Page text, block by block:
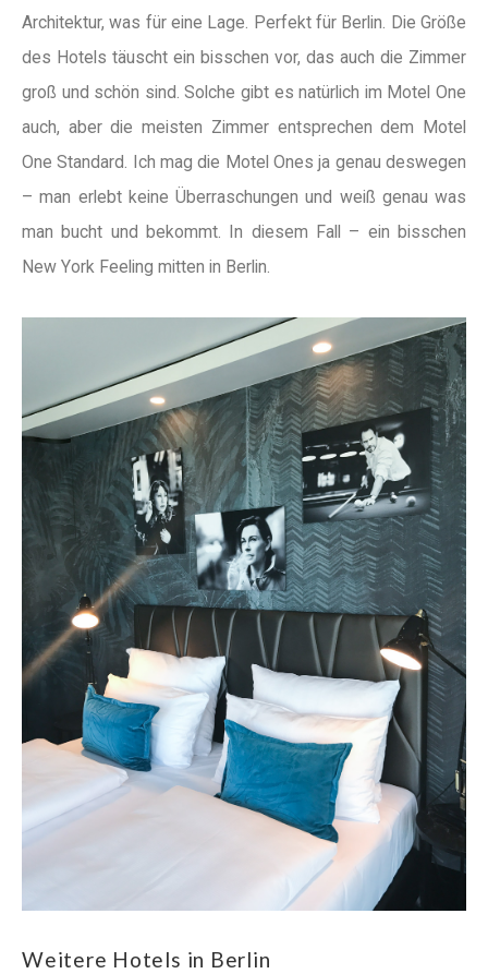
Architektur, was für eine Lage. Perfekt für Berlin. Die Größe
des Hotels täuscht ein bisschen vor, das auch die Zimmer
groß und schön sind. Solche gibt es natürlich im Motel One
auch, aber die meisten Zimmer entsprechen dem Motel
One Standard. Ich mag die Motel Ones ja genau deswegen
– man erlebt keine Überraschungen und weiß genau was
man bucht und bekommt. In diesem Fall – ein bisschen
New York Feeling mitten in Berlin.
Weitere Hotels in Berlin